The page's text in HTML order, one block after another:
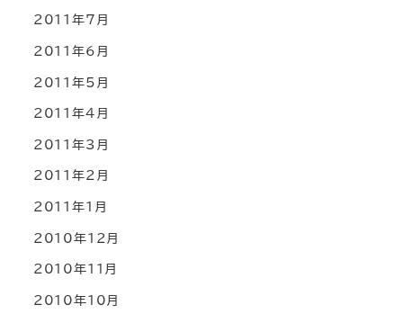
2011年7月
2011年6月
2011年5月
2011年4月
2011年3月
2011年2月
2011年1月
2010年12月
2010年11月
2010年10月